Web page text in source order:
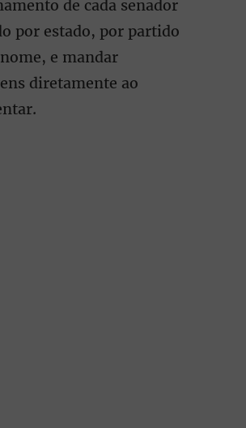
de cada senador
por estado, por partido
e mandar
diretamente ao